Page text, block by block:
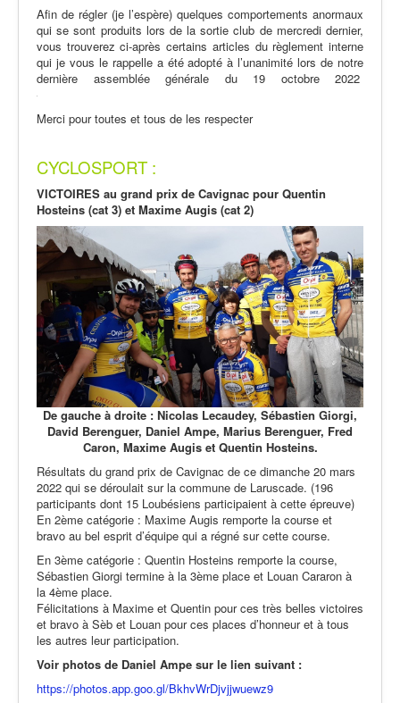
Afin de régler (je l’espère) quelques comportements anormaux
qui se sont produits lors de la sortie club de mercredi dernier,
vous trouverez ci-après certains articles du règlement interne
qui je vous le rappelle a été adopté à l’unanimité lors de notre
dernière assemblée générale du 19 octobre 2022
Merci pour toutes et tous de les respecter
CYCLOSPORT :
VICTOIRES au grand prix de Cavignac pour Quentin
Hosteins (cat 3) et Maxime Augis (cat 2)
De gauche à droite : Nicolas Lecaudey, Sébastien Giorgi,
David Berenguer, Daniel Ampe, Marius Berenguer, Fred
Caron, Maxime Augis et Quentin Hosteins.
Résultats du grand prix de Cavignac de ce dimanche 20 mars
2022 qui se déroulait sur la commune de Laruscade. (196
participants dont 15 Loubésiens participaient à cette épreuve)
En 2ème catégorie : Maxime Augis remporte la course et
bravo au bel esprit d’équipe qui a régné sur cette course.
En 3ème catégorie : Quentin Hosteins remporte la course,
Sébastien Giorgi termine à la 3ème place et Louan Cararon à
la 4ème place.
Félicitations à Maxime et Quentin pour ces très belles victoires
et bravo à Sèb et Louan pour ces places d’honneur et à tous
les autres leur participation.
Voir photos de Daniel Ampe sur le lien suivant :
https://photos.app.goo.gl/BkhvWrDjvjjwuewz9